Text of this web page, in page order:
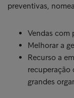
preventivas,
Vendas com
Melhorar a
Recurso a
recuperação
grandes